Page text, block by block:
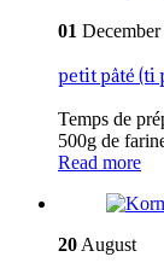
01 December
petit pâté (ti
Temps de
500g de
Read more
20 August